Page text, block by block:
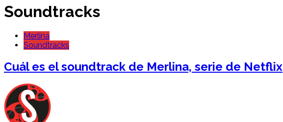
Soundtracks
Merlina
Soundtracks
Cuál es el soundtrack de Merlina, serie de Netflix